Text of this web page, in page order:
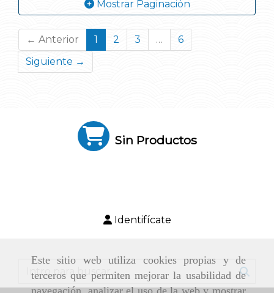
Este sitio web utiliza cookies propias y de
terceros que permiten mejorar la usabilidad de
Mostrar Paginación
← Anterior 1 2 3 …
6
Siguiente →
Sin Productos
Identifícate